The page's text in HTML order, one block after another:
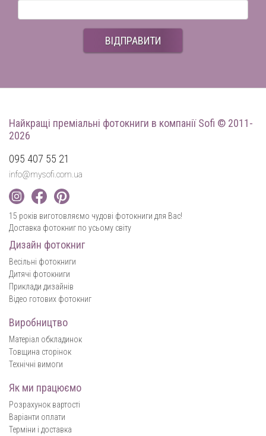
ВІДПРАВИТИ
Найкращі преміальні фотокниги в компанії Sofi © 2011-
2026
095 407 55 21
info@mysofi.com.ua
15 років виготовляємо чудові фотокниги для Вас!
Доставка фотокниг по усьому світу
Дизайн фотокниг
Весільні фотокниги
Дитячі фотокниги
Приклади дизайнів
Відео готових фотокниг
Виробництво
Матеріал обкладинок
Товщина сторінок
Технічні вимоги
Як ми працюємо
Розрахунок вартості
Варіанти оплати
Терміни і доставка